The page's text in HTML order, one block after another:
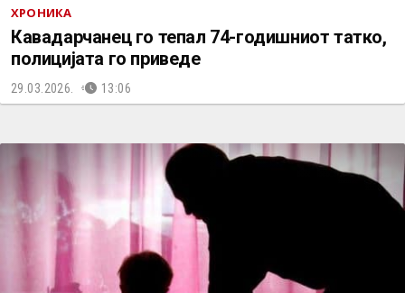
ХРОНИКА
Кавадарчанец го тепал 74-годишниот татко,
полицијата го приведе
29.03.2026. 13:06